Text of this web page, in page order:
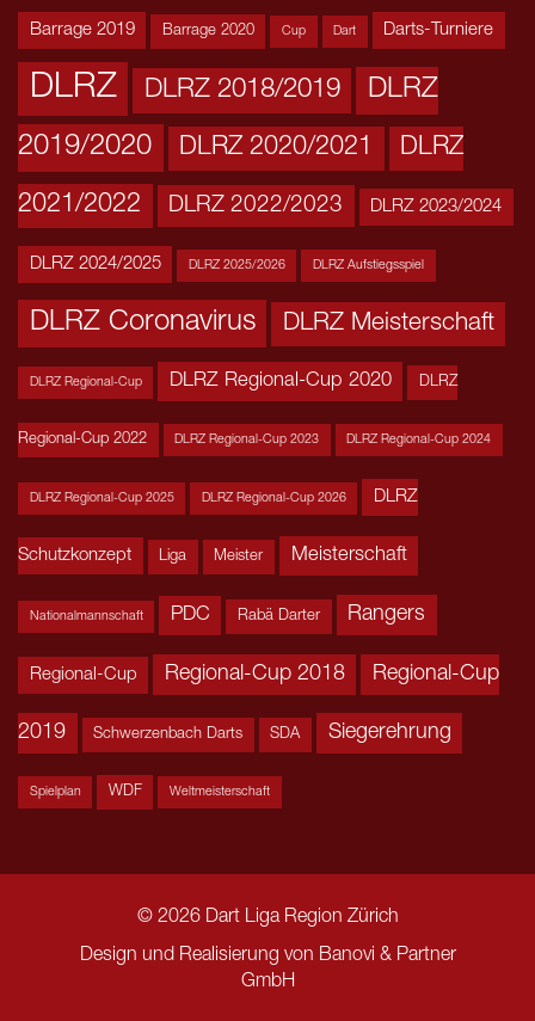
Barrage 2019 Barrage 2020 Cup Dart Darts-Turniere
DLRZ DLRZ 2018/2019
DLRZ
2019/2020
DLRZ 2020/2021 DLRZ
2021/2022 DLRZ 2022/2023 DLRZ 2023/2024
DLRZ 2024/2025 DLRZ 2025/2026 DLRZ Aufstiegsspiel
DLRZ Coronavirus DLRZ Meisterschaft
DLRZ Regional-Cup DLRZ Regional-Cup 2020 DLRZ
Regional-Cup 2022 DLRZ Regional-Cup 2023 DLRZ Regional-Cup 2024
DLRZ Regional-Cup 2025 DLRZ Regional-Cup 2026 DLRZ
Schutzkonzept Liga Meister Meisterschaft
Nationalmannschaft PDC Rabä Darter Rangers
Regional-Cup Regional-Cup 2018 Regional-Cup
2019 Schwerzenbach Darts SDA Siegerehrung
Spielplan WDF Weltmeisterschaft
© 2026 Dart Liga Region Zürich
Design und Realisierung von Banovi & Partner
GmbH